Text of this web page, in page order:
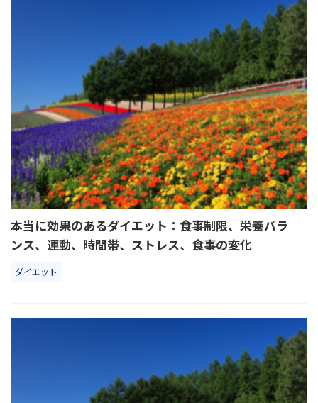
本当に効果のあるダイエット：食事制限、栄養バラ
ンス、運動、時間帯、ストレス、食事の変化
ダイエット